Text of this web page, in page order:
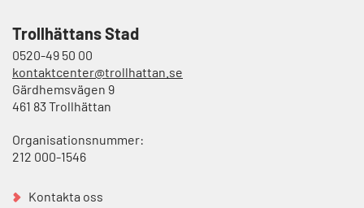
Trollhättans Stad
0520-49 50 00
kontaktcenter@trollhattan.se
Gärdhemsvägen 9
461 83 Trollhättan
Organisationsnummer:
212 000-1546
Kontakta oss